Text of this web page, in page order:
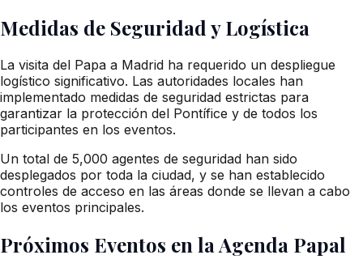
Medidas de Seguridad y Logística
La visita del Papa a Madrid ha requerido un despliegue
logístico significativo. Las autoridades locales han
implementado medidas de seguridad estrictas para
garantizar la protección del Pontífice y de todos los
participantes en los eventos.
Un total de 5,000 agentes de seguridad han sido
desplegados por toda la ciudad, y se han establecido
controles de acceso en las áreas donde se llevan a cabo
los eventos principales.
Próximos Eventos en la Agenda Papal